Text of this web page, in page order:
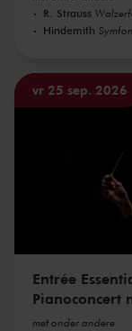
R. Strauss
Hindemith
vr 25 sep. 2026
Entrée
Pianoconcert
met onder andere